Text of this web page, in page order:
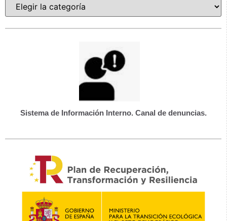
Sistema de Información Interno. Canal de denuncias.